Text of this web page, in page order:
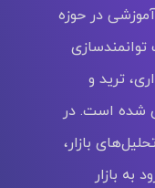
در حوزه
ترید و
شده است. در
بازار،
به بازار